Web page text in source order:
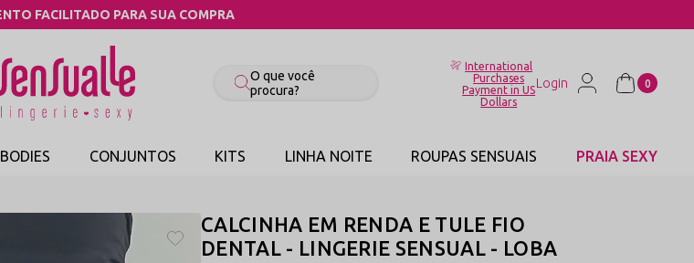
COMPRE PELO WHATSAPP
International
Purchases
Payment in US
Dollars
0
BODIES CONJUNTOS KITS LINHA NOITE ROUPAS SENSUAIS PRAIA SEXY
CALCINHA EM RENDA E TULE FIO
DENTAL - LINGERIE SENSUAL - LOBA